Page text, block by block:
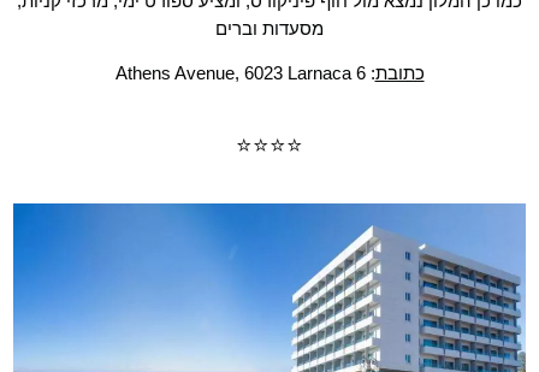
מסעדות וברים
כתובת: 6 Athens Avenue, 6023 Larnaca
⭐⭐⭐⭐